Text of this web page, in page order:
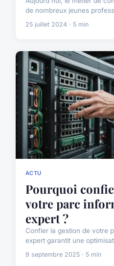
de nombreux jeunes
25 juillet 2024 · 5 min
ACTU
Pourquoi
votre parc
expert ?
Confier la gestion de votre
expert garantit une
9 septembre 2025 · 5 min